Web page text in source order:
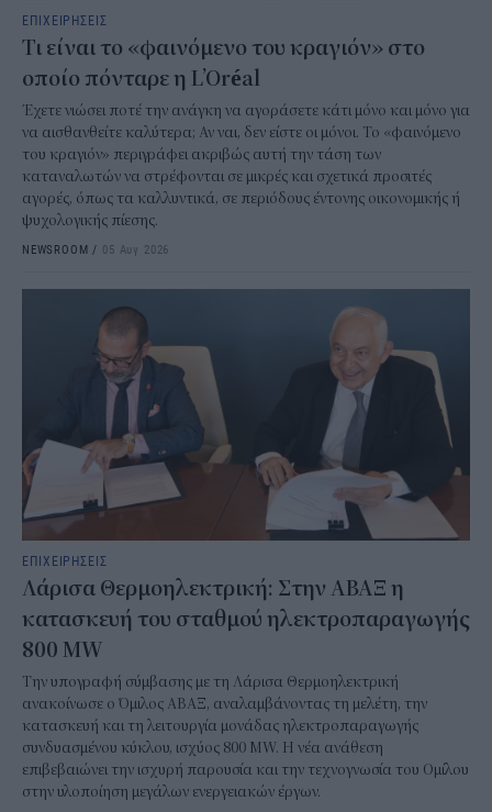
ΕΠΙΧΕΙΡΗΣΕΙΣ
Τι είναι το «φαινόμενο του κραγιόν» στο
οποίο πόνταρε η L’Oréal
Έχετε νιώσει ποτέ την ανάγκη να αγοράσετε κάτι μόνο και μόνο για
να αισθανθείτε καλύτερα; Αν ναι, δεν είστε οι μόνοι. Το «φαινόμενο
του κραγιόν» περιγράφει ακριβώς αυτή την τάση των
καταναλωτών να στρέφονται σε μικρές και σχετικά προσιτές
αγορές, όπως τα καλλυντικά, σε περιόδους έντονης οικονομικής ή
ψυχολογικής πίεσης.
NEWSROOM / 05 Αυγ 2026
ΕΠΙΧΕΙΡΗΣΕΙΣ
Λάρισα Θερμοηλεκτρική: Στην ΑΒΑΞ η
κατασκευή του σταθμού ηλεκτροπαραγωγής
800 MW
Την υπογραφή σύμβασης με τη Λάρισα Θερμοηλεκτρική
ανακοίνωσε ο Όμιλος ΑΒΑΞ, αναλαμβάνοντας τη μελέτη, την
κατασκευή και τη λειτουργία μονάδας ηλεκτροπαραγωγής
συνδυασμένου κύκλου, ισχύος 800 MW. Η νέα ανάθεση
επιβεβαιώνει την ισχυρή παρουσία και την τεχνογνωσία του Ομίλου
στην υλοποίηση μεγάλων ενεργειακών έργων.